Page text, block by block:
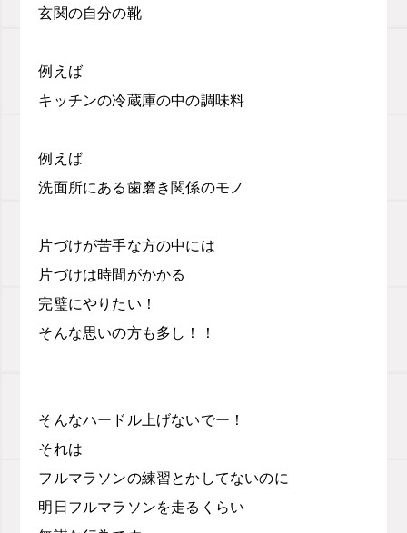
玄関の自分の靴
例えば
キッチンの冷蔵庫の中の調味料
例えば
洗面所にある歯磨き関係のモノ
片づけが苦手な方の中には
片づけは時間がかかる
完璧にやりたい！
そんな思いの方も多し！！
そんなハードル上げないでー！
それは
フルマラソンの練習とかしてないのに
明日フルマラソンを走るくらい